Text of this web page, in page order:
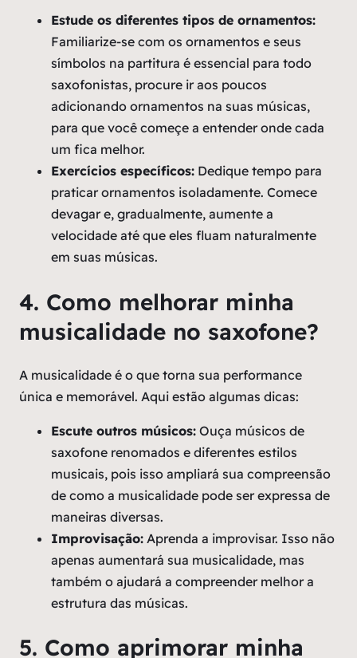
Estude os diferentes tipos de ornamentos:
Familiarize-se com os ornamentos e seus
símbolos na partitura é essencial para todo
saxofonistas, procure ir aos poucos
adicionando ornamentos na suas músicas,
para que você começe a entender onde cada
um fica melhor.
Exercícios específicos: Dedique tempo para
praticar ornamentos isoladamente. Comece
devagar e, gradualmente, aumente a
velocidade até que eles fluam naturalmente
em suas músicas.
4. Como melhorar minha
musicalidade no saxofone?
A musicalidade é o que torna sua performance
única e memorável. Aqui estão algumas dicas:
Escute outros músicos: Ouça músicos de
saxofone renomados e diferentes estilos
musicais, pois isso ampliará sua compreensão
de como a musicalidade pode ser expressa de
maneiras diversas.
Improvisação: Aprenda a improvisar. Isso não
apenas aumentará sua musicalidade, mas
também o ajudará a compreender melhor a
estrutura das músicas.
5. Como aprimorar minha